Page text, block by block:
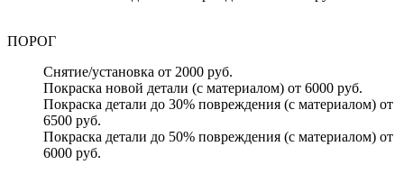
ПОРОГ
Снятие/установка от 2000 руб.
Покраска новой детали (с материалом) от 6000 руб.
Покраска детали до 30% повреждения (с материалом) от
6500 руб.
Покраска детали до 50% повреждения (с материалом) от
6000 руб.